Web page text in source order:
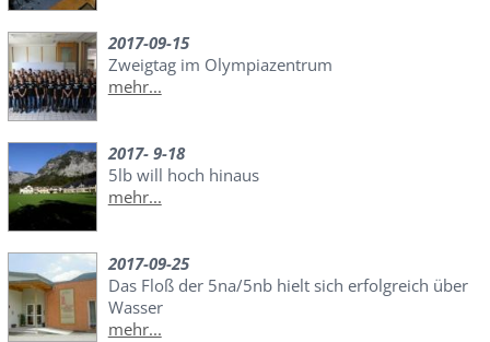
2017-09-15
Zweigtag im Olympiazentrum
mehr...
2017- 9-18
5lb will hoch hinaus
mehr...
2017-09-25
Das Floß der 5na/5nb hielt sich erfolgreich über
Wasser
mehr...